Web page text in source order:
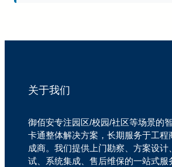
关于我们
御佰安专注园区/校园/社区等场景的
卡通整体解决方案，长期服务于工程
成商。我们提供上门勘察、方案设计
试、系统集成、售后维保的一站式服